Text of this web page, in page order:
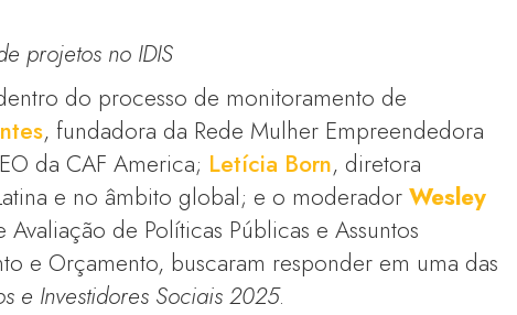
projetos no IDIS
do processo de monitoramento de
, fundadora da Rede Mulher Empreendedora
da CAF America; Letícia Born, diretora
e no âmbito global; e o moderadorWesley
de Políticas Públicas e Assuntos
e Orçamento, buscaram responder em uma das
e Investidores Sociais 2025.